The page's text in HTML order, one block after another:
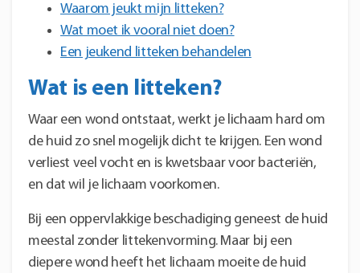
Waarom jeukt mijn litteken?
Wat moet ik vooral niet doen?
Een jeukend litteken behandelen
Wat is een litteken?
Waar een wond ontstaat, werkt je lichaam hard om
de huid zo snel mogelijk dicht te krijgen. Een wond
verliest veel vocht en is kwetsbaar voor bacteriën,
en dat wil je lichaam voorkomen.
Bij een oppervlakkige beschadiging geneest de huid
meestal zonder littekenvorming. Maar bij een
diepere wond heeft het lichaam moeite de huid